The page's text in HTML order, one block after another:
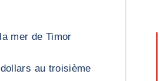
mer de Timor
au troisième